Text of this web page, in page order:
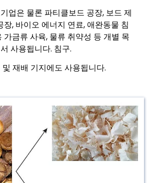
업은 물론 파티클보드 공장, 보드 제
장, 바이오 에너지 연료, 애완동물 침
가금류 사육, 물류 취약성 등 개별 목
사용됩니다. 침구.
재배 기지에도 사용됩니다.